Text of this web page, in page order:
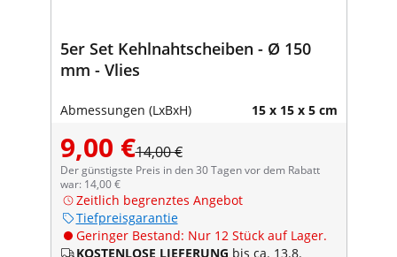
5er Set Kehlnahtscheiben - Ø 150
mm - Vlies
Abmessungen (LxBxH) 15 x 15 x 5 cm
9,00 €14,00 €
Der günstigste Preis in den 30 Tagen vor dem Rabatt
war: 14,00 €
Zeitlich begrenztes Angebot
Tiefpreisgarantie
Geringer Bestand: Nur 12 Stück auf Lager.
KOSTENLOSE LIEFERUNG bis ca. 13.8.